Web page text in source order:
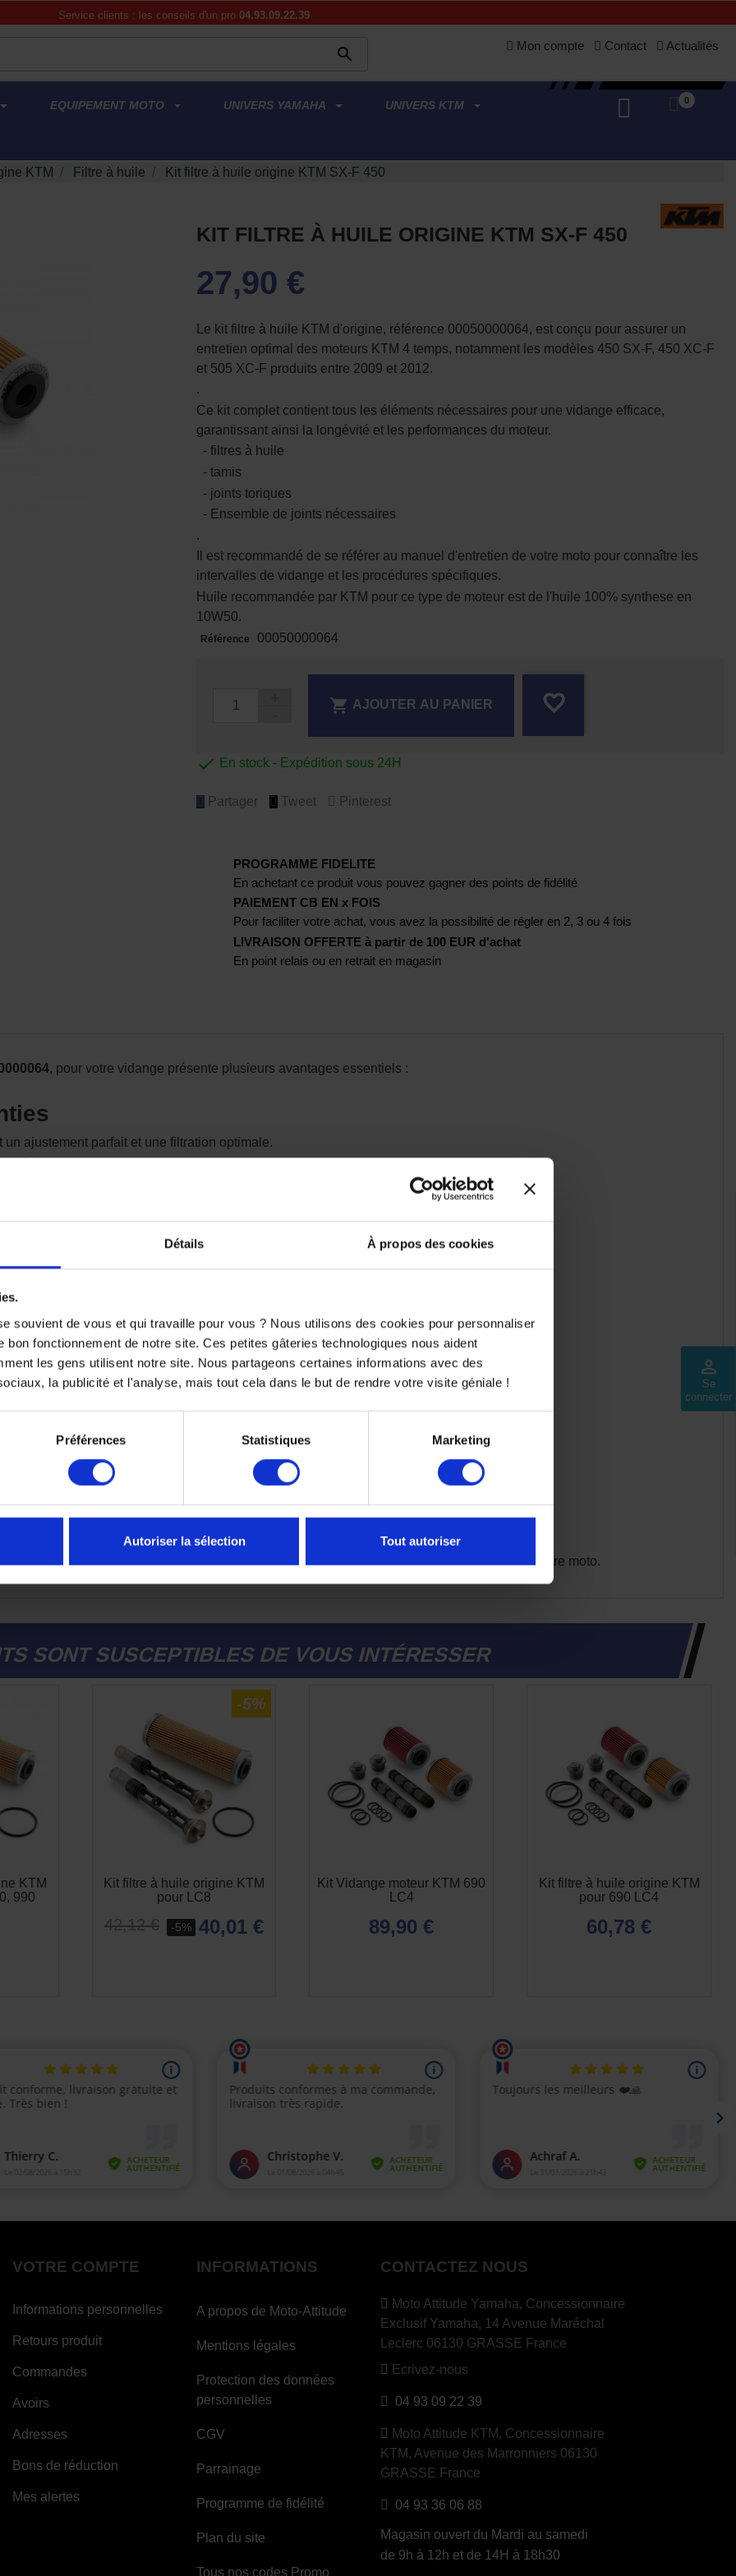
Détails À propos des cookies
souvient de vous et qui travaille pour vous ? Nous utilisons des cookies pour personnaliser
bon fonctionnement de notre site. Ces petites gâteries technologiques nous aident
les gens utilisent notre site. Nous partageons certaines informations avec des
la publicité et l'analyse, mais tout cela dans le but de rendre votre visite géniale !
Préférences Statistiques Marketing
Autoriser la sélection Tout autoriser
perm_identity
Se
connecter
Service clients : les conseils d'un pro 04.93.09.22.39
 Mon compte Contact Actualités
EQUIPEMENT MOTO UNIVERS YAMAHA UNIVERS KTM 0
KTM Filtre à huile Kit filtre à huile origine KTM SX-F 450
KIT FILTRE À HUILE ORIGINE KTM SX-F 450
27,90 €
Le kit filtre à huile KTM d'origine, référence 00050000064, est conçu pour assurer un
entretien optimal des moteurs KTM 4 temps, notamment les modèles 450 SX-F, 450 XC-F
et 505 XC-F produits entre 2009 et 2012.
.
Ce kit complet contient tous les éléments nécessaires pour une vidange efficace,
garantissant ainsi la longévité et les performances du moteur.
- filtres à huile
- tamis
- joints toriques
- Ensemble de joints nécessaires
.
Il est recommandé de se référer au manuel d'entretien de votre moto pour connaître les
intervalles de vidange et les procédures spécifiques.
Huile recommandée par KTM pour ce type de moteur est de l'huile 100% synthese en
10W50.
Référence 00050000064
 AJOUTER AU PANIER favorite_border
 En stock - Expédition sous 24H
Partager Tweet Pinterest
PROGRAMME FIDELITE
En achetant ce produit vous pouvez gagner des points de fidélité
PAIEMENT CB EN x FOIS
Pour faciliter votre achat, vous avez la possibilité de régler en 2, 3 ou 4 fois
LIVRAISON OFFERTE à partir de 100 EUR d'achat
En point relais ou en retrait en magasin
, pour votre vidange présente plusieurs avantages essentiels :
ajustement parfait et une filtration optimale.
le carter moteur.
et particules métalliques, prolongeant ainsi la durée de vie du moteur.
et une lubrification efficaces.
d’utilisation (hautes températures, régimes élevés).
prématurée.
pour une vidange simplifiée et rapide.
du constructeur.
KTM, évitant ainsi tout litige en cas de problème mécanique.
lors de l’entretien, tout en préservant la longévité de votre moto.
SONT SUSCEPTIBLES DE VOUS INTÉRESSER
KTM
990
-5%
Kit filtre à huile origine KTM
pour LC8
42,12 € -5% 40,01 €
Kit Vidange moteur KTM 690
LC4
89,90 €
Kit filtre à huile origine KTM
pour 690 LC4
60,78 €
VOTRE COMPTE
Informations personnelles
Retours produit
Commandes
Avoirs
Adresses
Bons de réduction
Mes alertes
INFORMATIONS
A propos de Moto-Attitude
Mentions légales
Protection des données
personnelles
CGV
Parrainage
Programme de fidélité
Plan du site
Tous nos codes Promo
CONTACTEZ NOUS
Moto Attitude Yamaha, Concessionnaire
Exclusif Yamaha, 14 Avenue Maréchal
Leclerc 06130 GRASSE France
Ecrivez-nous
04 93 09 22 39
Moto Attitude KTM, Concessionnaire
KTM, Avenue des Marronniers 06130
GRASSE France
04 93 36 06 88
Magasin ouvert du Mardi au samedi
de 9h à 12h et de 14H à 18h30